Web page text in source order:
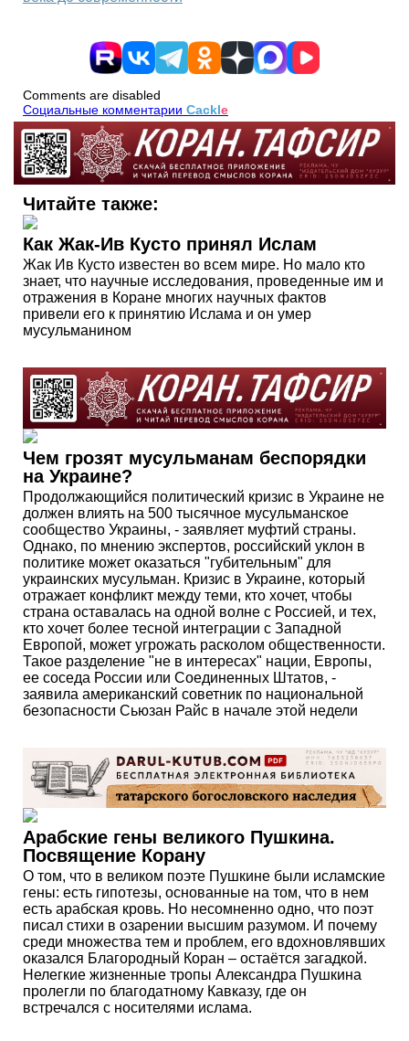
Comments are disabled
Социальные комментарии Cackle
Читайте также:
Как Жак-Ив Кусто принял Ислам
Жак Ив Кусто известен во всем мире. Но мало кто
знает, что научные исследования, проведенные им и
отражения в Коране многих научных фактов
привели его к принятию Ислама и он умер
мусульманином
Чем грозят мусульманам беспорядки
на Украине?
Продолжающийся политический кризис в Украине не
должен влиять на 500 тысячное мусульманское
сообщество Украины, - заявляет муфтий страны.
Однако, по мнению экспертов, российский уклон в
политике может оказаться "губительным" для
украинских мусульман. Кризис в Украине, который
отражает конфликт между теми, кто хочет, чтобы
страна оставалась на одной волне с Россией, и тех,
кто хочет более тесной интеграции с Западной
Европой, может угрожать расколом общественности.
Такое разделение "не в интересах" нации, Европы,
ее соседа России или Соединенных Штатов, -
заявила американский советник по национальной
безопасности Сьюзан Райс в начале этой недели
Арабские гены великого Пушкина.
Посвящение Корану
О том, что в великом поэте Пушкине были исламские
гены: есть гипотезы, основанные на том, что в нем
есть арабская кровь. Но несомненно одно, что поэт
писал стихи в озарении высшим разумом. И почему
среди множества тем и проблем, его вдохновлявших
оказался Благородный Коран – остаётся загадкой.
Нелегкие жизненные тропы Александра Пушкина
пролегли по благодатному Кавказу, где он
встречался с носителями ислама.